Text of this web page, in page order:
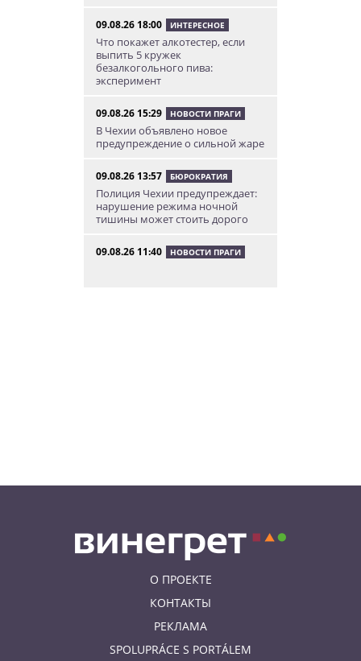
09.08.26 18:00 ИНТЕРЕСНОЕ
Что покажет алкотестер, если
выпить 5 кружек
безалкогольного пива:
эксперимент
09.08.26 15:29 НОВОСТИ ПРАГИ
В Чехии объявлено новое
предупреждение о сильной жаре
09.08.26 13:57 БЮРОКРАТИЯ
Полиция Чехии предупреждает:
нарушение режима ночной
тишины может стоить дорого
09.08.26 11:40 НОВОСТИ ПРАГИ
О ПРОЕКТЕ
КОНТАКТЫ
РЕКЛАМА
SPOLUPRÁCE S PORTÁLEM